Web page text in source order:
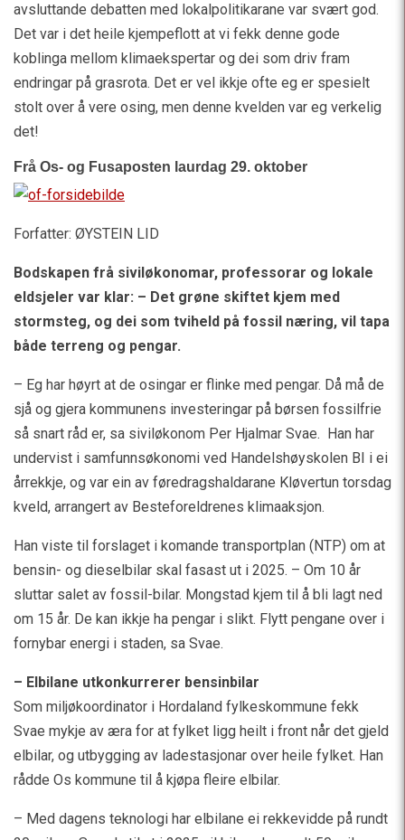
avsluttande debatten med lokalpolitikarane var svært god.
Det var i det heile kjempeflott at vi fekk denne gode
koblinga mellom klimaekspertar og dei som driv fram
endringar på grasrota. Det er vel ikkje ofte eg er spesielt
stolt over å vere osing, men denne kvelden var eg verkelig
det!
Frå Os- og Fusaposten laurdag 29. oktober
Forfatter: ØYSTEIN LID
Bodskapen frå siviløkonomar, professorar og lokale
eldsjeler var klar: – Det grøne skiftet kjem med
stormsteg, og dei som tviheld på fossil næring, vil tapa
både terreng og pengar.
– Eg har høyrt at de osingar er flinke med pengar. Då må de
sjå og gjera kommunens investeringar på børsen fossilfrie
så snart råd er, sa siviløkonom Per Hjalmar Svae. Han har
undervist i samfunnsøkonomi ved Handelshøyskolen BI i ei
årrekkje, og var ein av føredragshaldarane Kløvertun torsdag
kveld, arrangert av Besteforeldrenes klimaaksjon.
Han viste til forslaget i komande transportplan (NTP) om at
bensin- og dieselbilar skal fasast ut i 2025. – Om 10 år
sluttar salet av fossil-bilar. Mongstad kjem til å bli lagt ned
om 15 år. De kan ikkje ha pengar i slikt. Flytt pengane over i
fornybar energi i staden, sa Svae.
– Elbilane utkonkurrerer bensinbilar
Som miljøkoordinator i Hordaland fylkeskommune fekk
Svae mykje av æra for at fylket ligg heilt i front når det gjeld
elbilar, og utbygging av ladestasjonar over heile fylket. Han
rådde Os kommune til å kjøpa fleire elbilar.
– Med dagens teknologi har elbilane ei rekkevidde på rundt